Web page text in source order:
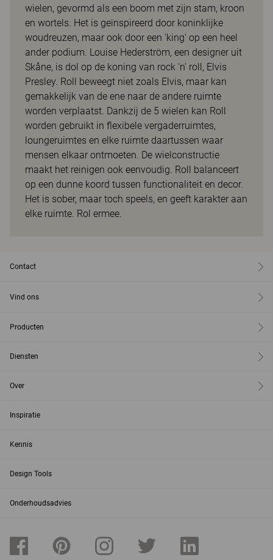
wielen, gevormd als een boom met zijn stam, kroon
en wortels. Het is geïnspireerd door koninklijke
woudreuzen, maar ook door een 'king' op een heel
ander podium. Louise Hederström, een designer uit
Skåne, is dol op de koning van rock 'n' roll, Elvis
Presley. Roll beweegt niet zoals Elvis, maar kan
gemakkelijk van de ene naar de andere ruimte
worden verplaatst. Dankzij de 5 wielen kan Roll
worden gebruikt in flexibele vergaderruimtes,
loungeruimtes en elke ruimte daartussen waar
mensen elkaar ontmoeten. De wielconstructie
maakt het reinigen ook eenvoudig. Roll balanceert
op een dunne koord tussen functionaliteit en decor.
Het is sober, maar toch speels, en geeft karakter aan
elke ruimte. Rol ermee.
Contact
Vind ons
Producten
Diensten
Over
Inspiratie
Kennis
Design Tools
Onderhoudsadvies